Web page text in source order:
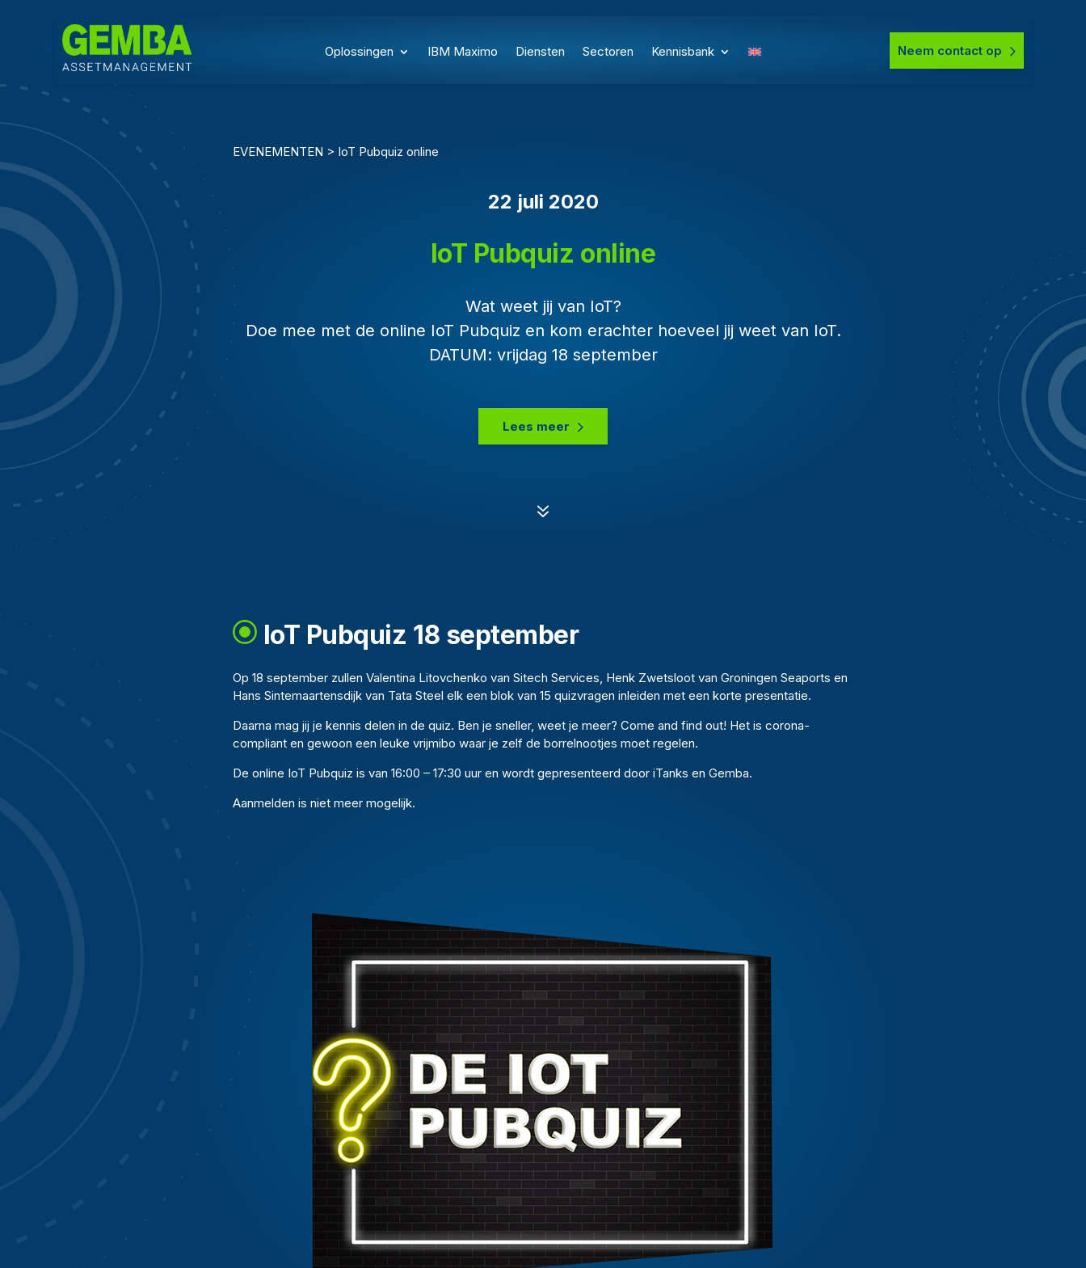
Oplossingen IBM Maximo Diensten Sectoren Kennisbank Neem contact op
EVENEMENTEN > IoT Pubquiz online
22 juli 2020
IoT Pubquiz online
Wat weet jij van IoT?
Doe mee met de online IoT Pubquiz en kom erachter hoeveel jij weet van IoT.
DATUM: vrijdag 18 september
Lees meer
7
IoT Pubquiz 18 september
Op 18 september zullen Valentina Litovchenko van Sitech Services, Henk Zwetsloot van Groningen Seaports en
Hans Sintemaartensdijk van Tata Steel elk een blok van 15 quizvragen inleiden met een korte presentatie.
Daarna mag jij je kennis delen in de quiz. Ben je sneller, weet je meer? Come and find out! Het is corona-
compliant en gewoon een leuke vrijmibo waar je zelf de borrelnootjes moet regelen.
De online IoT Pubquiz is van 16:00 – 17:30 uur en wordt gepresenteerd door iTanks en Gemba.
Aanmelden is niet meer mogelijk.